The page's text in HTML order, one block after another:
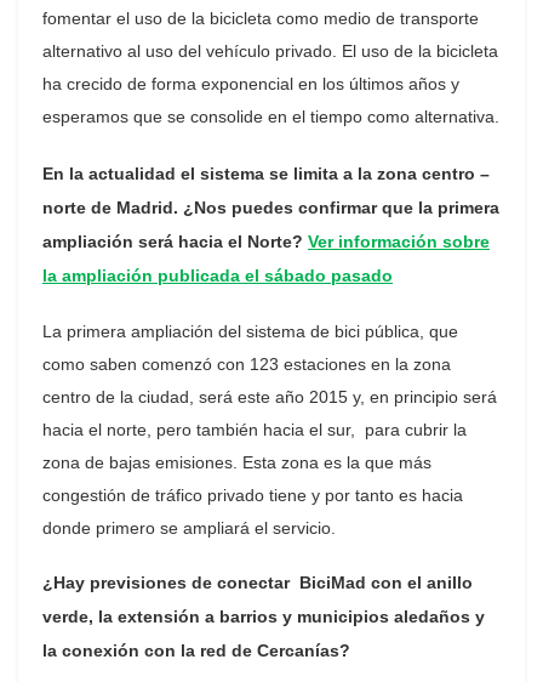
fomentar el uso de la bicicleta como medio de transporte
alternativo al uso del vehículo privado. El uso de la bicicleta
ha crecido de forma exponencial en los últimos años y
esperamos que se consolide en el tiempo como alternativa.
En la actualidad el sistema se limita a la zona centro –
norte de Madrid. ¿Nos puedes confirmar que la primera
ampliación será hacia el Norte? Ver información sobre
la ampliación publicada el sábado pasado
La primera ampliación del sistema de bici pública, que
como saben comenzó con 123 estaciones en la zona
centro de la ciudad, será este año 2015 y, en principio será
hacia el norte, pero también hacia el sur, para cubrir la
zona de bajas emisiones. Esta zona es la que más
congestión de tráfico privado tiene y por tanto es hacia
donde primero se ampliará el servicio.
¿Hay previsiones de conectar BiciMad con el anillo
verde, la extensión a barrios y municipios aledaños y
la conexión con la red de Cercanías?